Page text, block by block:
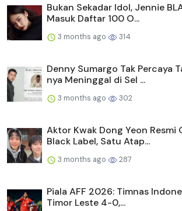
Bukan Sekadar Idol, Jennie
Masuk Daftar 100 O...
3 months ago 314
Denny Sumargo Tak Percaya
nya Meninggal di Sel ...
3 months ago 302
Aktor Kwak Dong Yeon Resmi
Black Label, Satu Atap...
3 months ago 287
Piala AFF 2026: Timnas
Timor Leste 4-0,...